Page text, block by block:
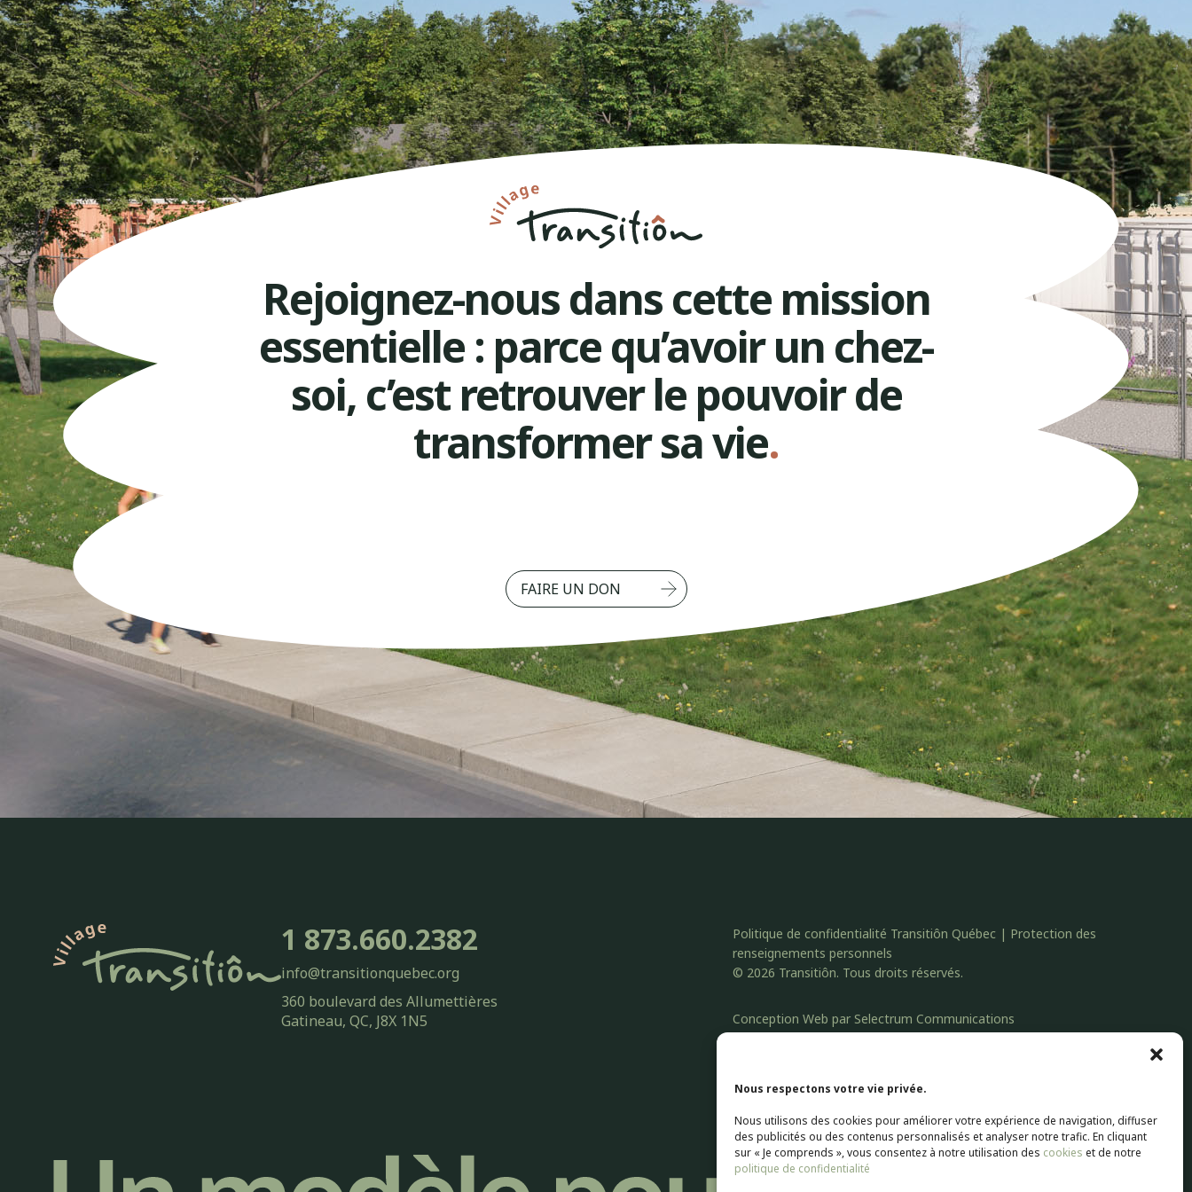
Nous respectons votre vie privée.
Nous utilisons des cookies pour améliorer votre expérience de navigation, diffuser
des publicités ou des contenus personnalisés et analyser notre trafic. En cliquant
sur « Je comprends », vous consentez à notre utilisation des cookies et de notre
politique de confidentialité
Rejoignez-nous dans cette mission
essentielle : parce qu’avoir un chez-
soi, c’est retrouver le pouvoir de
transformer sa vie.
FAIRE UN DON
1 873.660.2382
info@transitionquebec.org
360 boulevard des Allumettières
Gatineau, QC, J8X 1N5
Politique de confidentialité Transitiôn Québec | Protection des
renseignements personnels
© 2026 Transitiôn. Tous droits réservés.
Conception Web par Selectrum Communications
Web Marketing | SEO Référencement parAgence Pop Inc